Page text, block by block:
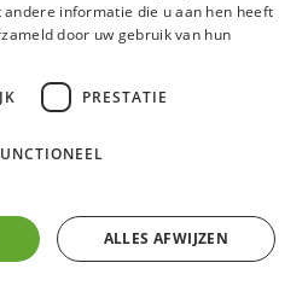
FRENCH
informatie die u aan hen heeft
door uw gebruik van hun
PRESTATIE
ALLES AFWIJZEN